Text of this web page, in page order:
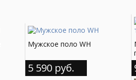
Мужское поло WH
5 590 руб.